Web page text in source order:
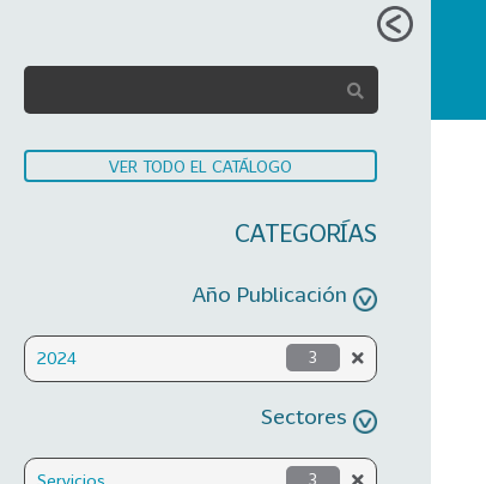
VER TODO EL CATÁLOGO
CATEGORÍAS
Año Publicación
2024 3
Sectores
Servicios 3